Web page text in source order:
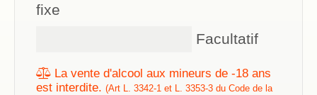
fixe
Facultatif
La vente d'alcool aux mineurs de -18 ans
est interdite. (Art L. 3342-1 et L. 3353-3 du Code de la